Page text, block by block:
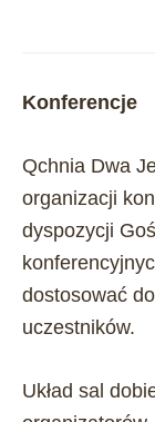
Konferencje
Qchnia Dwa
organizacji
dyspozycji
dostosować
uczestników.
Układ sal